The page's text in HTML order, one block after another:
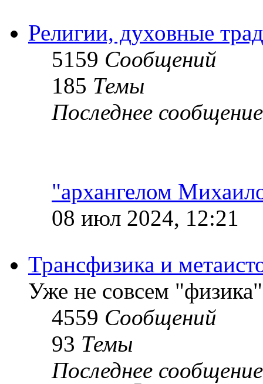
Религии, духовные
5159 Сообщений
185 Темы
Последнее сообщение
"архангелом
08 июл 2024, 12:21
Трансфизика и
Уже не совсем
4559 Сообщений
93 Темы
Последнее сообщение